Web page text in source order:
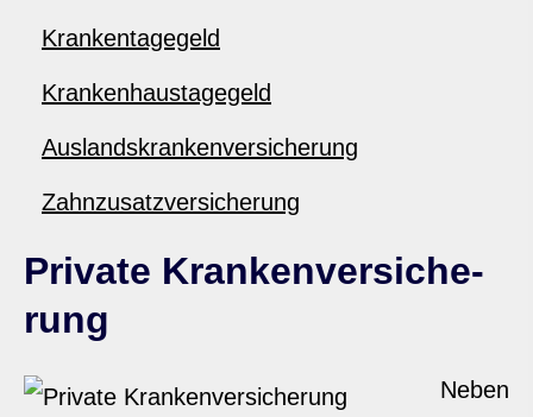
Krankentagegeld
Krankenhaustagegeld
Auslandskrankenversicherung
Zahn­zu­satz­ver­si­che­rung
Private Kranken­ver­si­che­
rung
Neben